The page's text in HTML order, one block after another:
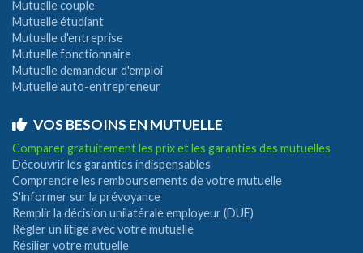
Mutuelle couple
Mutuelle étudiant
Mutuelle d'entreprise
Mutuelle fonctionnaire
Mutuelle demandeur d'emploi
Mutuelle auto-entrepreneur
VOS BESOINS EN MUTUELLE
Comparer gratuitement les prix et les garanties des mutuelles
Découvrir les garanties indispensables
Comprendre les remboursements de votre mutuelle
S'informer sur la prévoyance
Remplir la décision unilatérale employeur (DUE)
Régler un litige avec votre mutuelle
Résilier votre mutuelle